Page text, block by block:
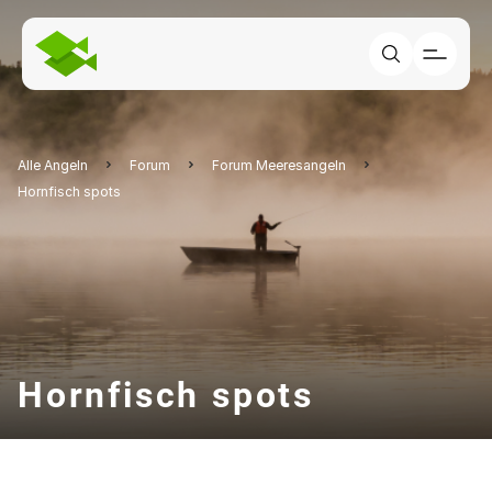
Alle Angeln Forum
Forum Meeresangeln
Hornfisch spots
Hornfisch spots